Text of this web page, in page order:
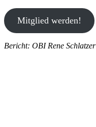
Mitglied werden!
Bericht: OBI Rene Schlatzer